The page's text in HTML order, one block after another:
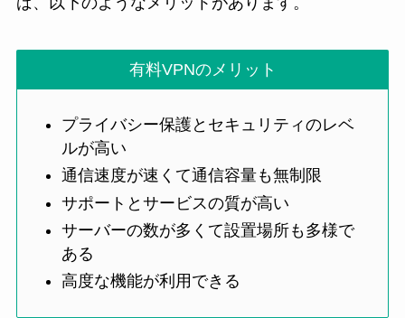
有料VPNのメリット
プライバシー保護とセキュリティのレベ
ルが高い
通信速度が速くて通信容量も無制限
サポートとサービスの質が高い
サーバーの数が多くて設置場所も多様で
ある
高度な機能が利用できる